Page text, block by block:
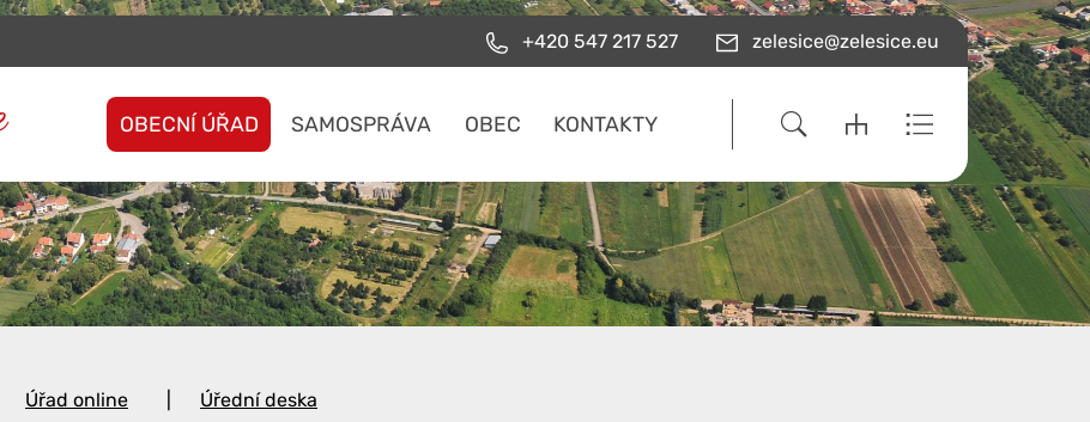
+420 547 217 527 zelesice@zelesice.eu
OBECNÍ ÚŘAD SAMOSPRÁVA OBEC KONTAKTY
Úřad online Úřední deska